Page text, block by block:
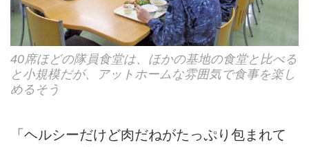
40席ほどの隊員食堂は、ほかの基地の食堂と比べる
と小規模だが、アットホームな雰囲気で食事を楽し
めるそう
「ヘルシーだけど肉だねがたっぷり包まれて